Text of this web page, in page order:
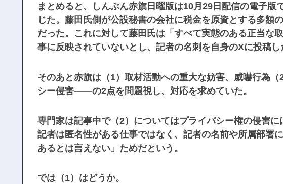
まとめると、しんぶん赤旗日曜版は10月29日配信の電子版
じた。藤田氏側が公設秘書の会社に税金を原資とする多額
だった。これに対して藤田氏は「すべて実態のある正当な
事に反映されていないとし、記者の名刺を自身のXに投稿し
そのあと赤旗は（1）取材活動への重大な妨害、威嚇行為
シー侵害――の2点を問題視し、対応を求めていた。
専門家は記事中で（2）についてはプライバシー権の侵害に
記者は匿名性がある仕事ではなく、記者の名前や所属部署
あるとは言えない」ためだという。
では（1）はどうか。